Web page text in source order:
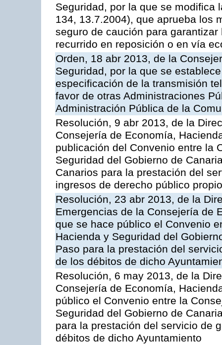
Seguridad, por la que se modifica
134, 13.7.2004), que aprueba los
seguro de caución para
recurrido en reposición o en vía
Orden, 18 abr 2013, de la
Seguridad, por la que se
especificación de la transmisión
favor de otras Administraciones
Administración Pública de la
Resolución, 9 abr 2013, de la
Consejería de Economía,
publicación del Convenio entre la
Seguridad del Gobierno de
Canarios para la prestación del
ingresos de derecho público
Resolución, 23 abr 2013, de la
Emergencias de la Consejería de
que se hace público el Convenio
Hacienda y Seguridad del
Paso para la prestación del
de los débitos de dicho
Resolución, 6 may 2013, de la
Consejería de Economía,
público el Convenio entre la
Seguridad del Gobierno de
para la prestación del servicio de
débitos de dicho Ayuntamiento